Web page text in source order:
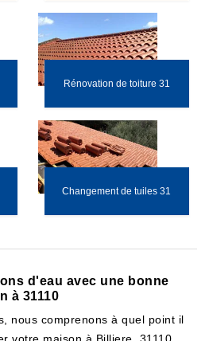
Rénovation de toiture 31
Changement de tuiles 31
d'eau avec une bonne
à 31110
nous comprenons à quel point il